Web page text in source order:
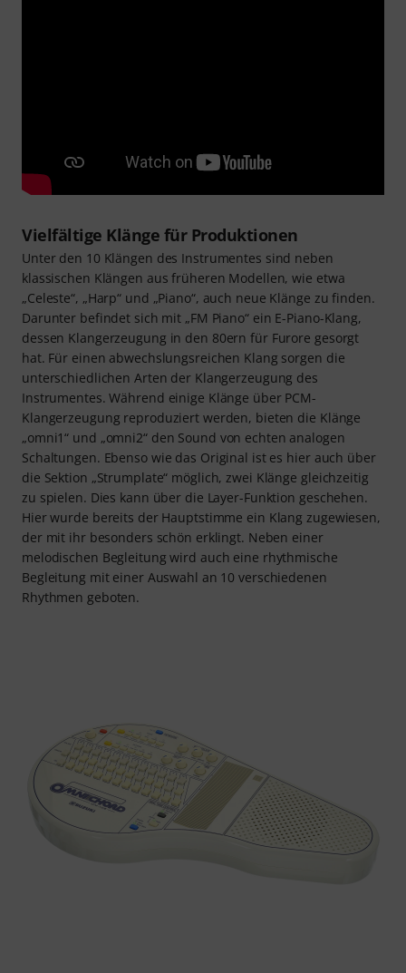
Vielfältige Klänge für Produktionen
Unter den 10 Klängen des Instrumentes sind neben
klassischen Klängen aus früheren Modellen, wie etwa
„Celeste“, „Harp“ und „Piano“, auch neue Klänge zu finden.
Darunter befindet sich mit „FM Piano“ ein E-Piano-Klang,
dessen Klangerzeugung in den 80ern für Furore gesorgt
hat. Für einen abwechslungsreichen Klang sorgen die
unterschiedlichen Arten der Klangerzeugung des
Instrumentes. Während einige Klänge über PCM-
Klangerzeugung reproduziert werden, bieten die Klänge
„omni1“ und „omni2“ den Sound von echten analogen
Schaltungen. Ebenso wie das Original ist es hier auch über
die Sektion „Strumplate“ möglich, zwei Klänge gleichzeitig
zu spielen. Dies kann über die Layer-Funktion geschehen.
Hier wurde bereits der Hauptstimme ein Klang zugewiesen,
der mit ihr besonders schön erklingt. Neben einer
melodischen Begleitung wird auch eine rhythmische
Begleitung mit einer Auswahl an 10 verschiedenen
Rhythmen geboten.